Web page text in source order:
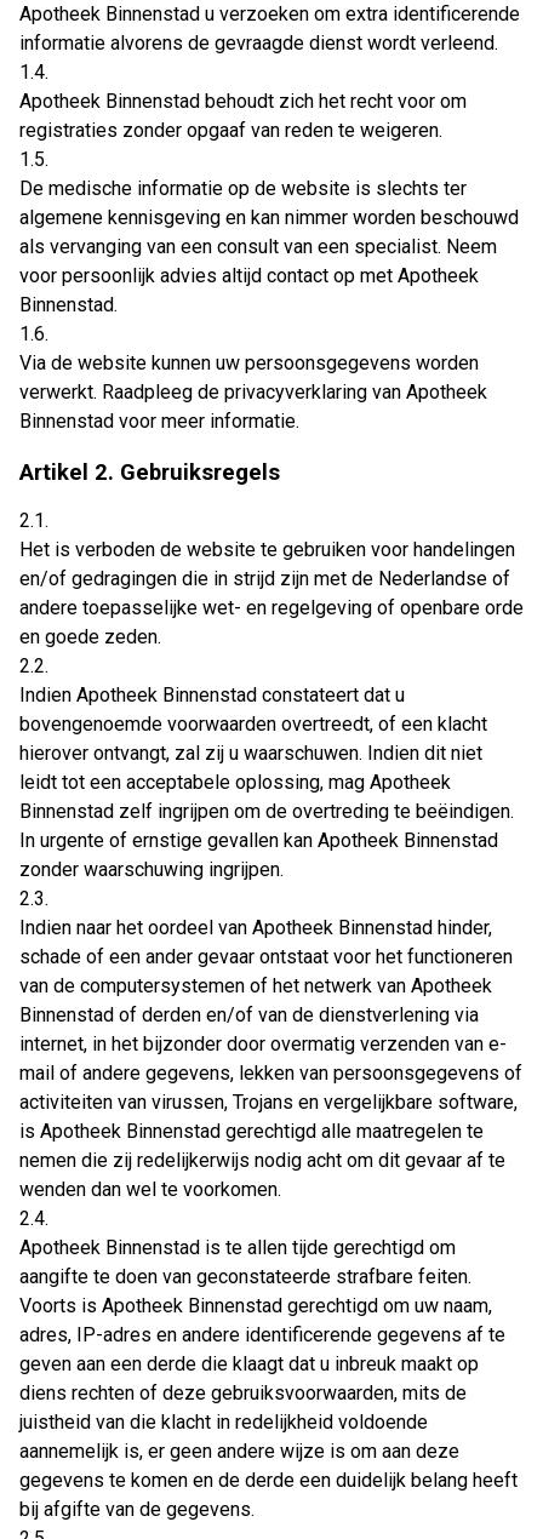
Apotheek Binnenstad u verzoeken om extra identificerende
informatie alvorens de gevraagde dienst wordt verleend.
1.4.
Apotheek Binnenstad behoudt zich het recht voor om
registraties zonder opgaaf van reden te weigeren.
1.5.
De medische informatie op de website is slechts ter
algemene kennisgeving en kan nimmer worden beschouwd
als vervanging van een consult van een specialist. Neem
voor persoonlijk advies altijd contact op met Apotheek
Binnenstad.
1.6.
Via de website kunnen uw persoonsgegevens worden
verwerkt. Raadpleeg de privacyverklaring van Apotheek
Binnenstad voor meer informatie.
Artikel 2. Gebruiksregels
2.1.
Het is verboden de website te gebruiken voor handelingen
en/of gedragingen die in strijd zijn met de Nederlandse of
andere toepasselijke wet- en regelgeving of openbare orde
en goede zeden.
2.2.
Indien Apotheek Binnenstad constateert dat u
bovengenoemde voorwaarden overtreedt, of een klacht
hierover ontvangt, zal zij u waarschuwen. Indien dit niet
leidt tot een acceptabele oplossing, mag Apotheek
Binnenstad zelf ingrijpen om de overtreding te beëindigen.
In urgente of ernstige gevallen kan Apotheek Binnenstad
zonder waarschuwing ingrijpen.
2.3.
Indien naar het oordeel van Apotheek Binnenstad hinder,
schade of een ander gevaar ontstaat voor het functioneren
van de computersystemen of het netwerk van Apotheek
Binnenstad of derden en/of van de dienstverlening via
internet, in het bijzonder door overmatig verzenden van e-
mail of andere gegevens, lekken van persoonsgegevens of
activiteiten van virussen, Trojans en vergelijkbare software,
is Apotheek Binnenstad gerechtigd alle maatregelen te
nemen die zij redelijkerwijs nodig acht om dit gevaar af te
wenden dan wel te voorkomen.
2.4.
Apotheek Binnenstad is te allen tijde gerechtigd om
aangifte te doen van geconstateerde strafbare feiten.
Voorts is Apotheek Binnenstad gerechtigd om uw naam,
adres, IP-adres en andere identificerende gegevens af te
geven aan een derde die klaagt dat u inbreuk maakt op
diens rechten of deze gebruiksvoorwaarden, mits de
juistheid van die klacht in redelijkheid voldoende
aannemelijk is, er geen andere wijze is om aan deze
gegevens te komen en de derde een duidelijk belang heeft
bij afgifte van de gegevens.